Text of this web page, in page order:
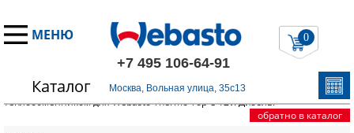
МЕНЮ
+7 495 106-64-91
Москва, Вольная улица, 35с13
Каталог
0
Главная/Запчасти Вебасто/Thermo Top C/ Блок управления с
теплообменником для Webasto Thermo Top C 12v. Дизель.
обратно в каталог